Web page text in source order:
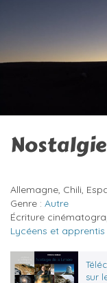
Allemagne, Chili,
Genre : Autre
Écriture
Lycéens et
sur